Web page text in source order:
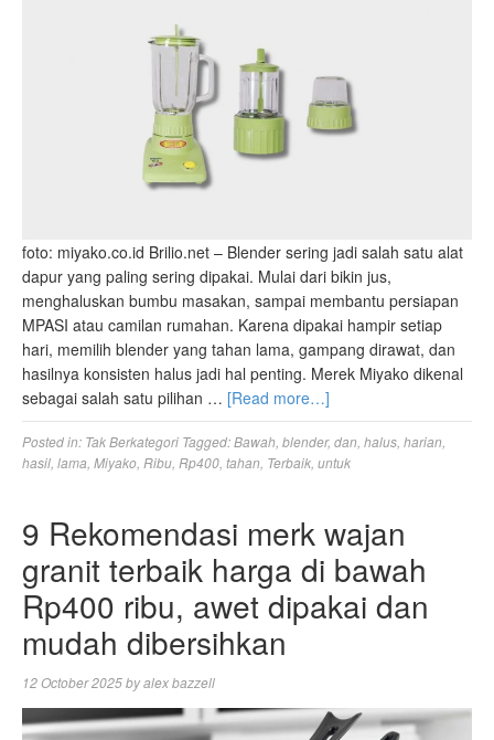
foto: miyako.co.id Brilio.net – Blender sering jadi salah satu alat
dapur yang paling sering dipakai. Mulai dari bikin jus,
menghaluskan bumbu masakan, sampai membantu persiapan
MPASI atau camilan rumahan. Karena dipakai hampir setiap
hari, memilih blender yang tahan lama, gampang dirawat, dan
hasilnya konsisten halus jadi hal penting. Merek Miyako dikenal
sebagai salah satu pilihan … [Read more…]
Posted in: Tak Berkategori Tagged:Bawah blender, dan halus harian
hasil lama Miyako Ribu Rp400 tahan Terbaik untuk
9 Rekomendasi merk wajan
granit terbaik harga di bawah
Rp400 ribu, awet dipakai dan
mudah dibersihkan
12 October 2025byalex bazzell